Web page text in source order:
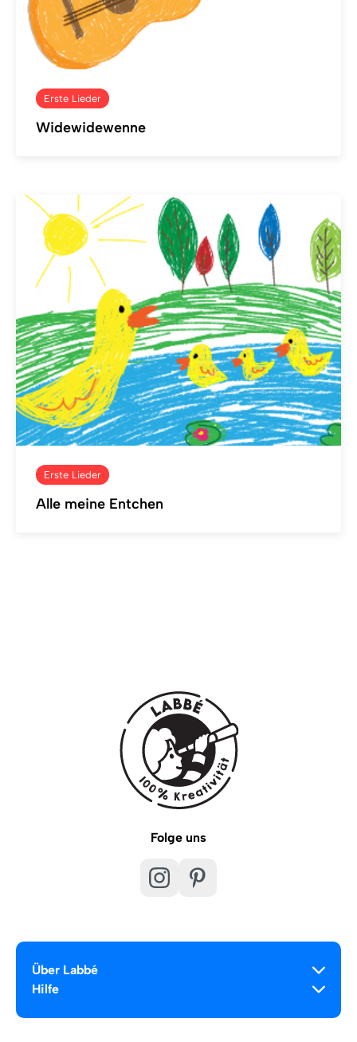
Erste Lieder
Widewidewenne
Erste Lieder
Alle meine Entchen
Folge uns
Über Labbé
Hilfe